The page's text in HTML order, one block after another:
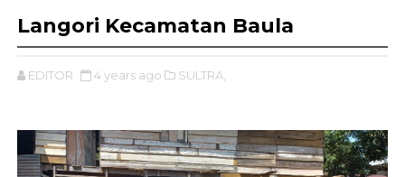
Langori Kecamatan Baula
EDITOR 4 years ago SULTRA,